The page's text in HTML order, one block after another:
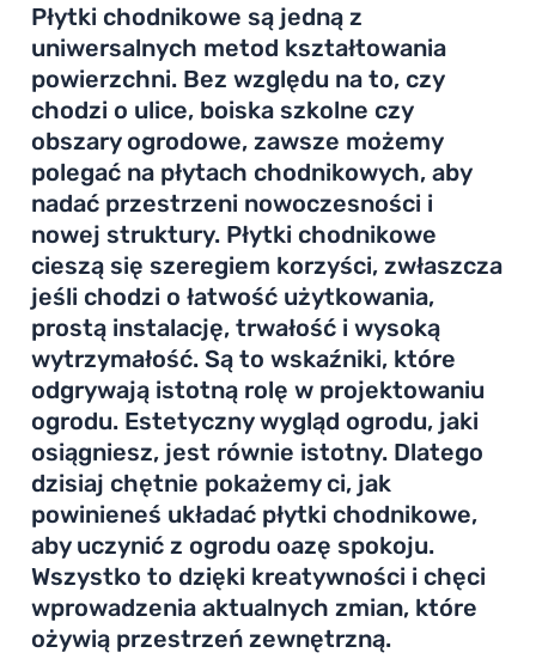
Płytki chodnikowe są jedną z
uniwersalnych metod kształtowania
powierzchni. Bez względu na to, czy
chodzi o ulice, boiska szkolne czy
obszary ogrodowe, zawsze możemy
polegać na płytach chodnikowych, aby
nadać przestrzeni nowoczesności i
nowej struktury. Płytki chodnikowe
cieszą się szeregiem korzyści, zwłaszcza
jeśli chodzi o łatwość użytkowania,
prostą instalację, trwałość i wysoką
wytrzymałość. Są to wskaźniki, które
odgrywają istotną rolę w projektowaniu
ogrodu. Estetyczny wygląd ogrodu, jaki
osiągniesz, jest równie istotny. Dlatego
dzisiaj chętnie pokażemy ci, jak
powinieneś układać płytki chodnikowe,
aby uczynić z ogrodu oazę spokoju.
Wszystko to dzięki kreatywności i chęci
wprowadzenia aktualnych zmian, które
ożywią przestrzeń zewnętrzną.